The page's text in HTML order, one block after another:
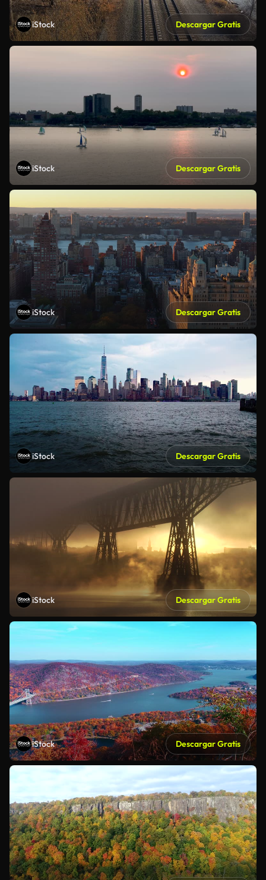
iStock Descargar Gratis
iStock Descargar Gratis
iStock Descargar Gratis
iStock Descargar Gratis
iStock Descargar Gratis
iStock Descargar Gratis